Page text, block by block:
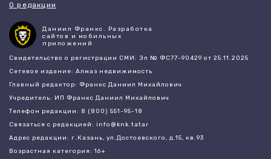
О редакции
Даниил Франкс. Разработка
сайтов и мобильных
приложений
Свидетельство о регистрации СМИ: Эл № ФС77-90429 от 25.11.2025
Сетевое издание: Алмаз недвижимость
Главный редактор: Франкс Даниил Михайлович
Учредитель: ИП Франкс Даниил Михайлович
Телефон редакции: 8 (800) 551-95-18
Связаться с редакцией: info@knk.tatar
Адрес редакции: г.Казань, ул.Достоевского, д.15, кв.93
Возрастная категория: 16+